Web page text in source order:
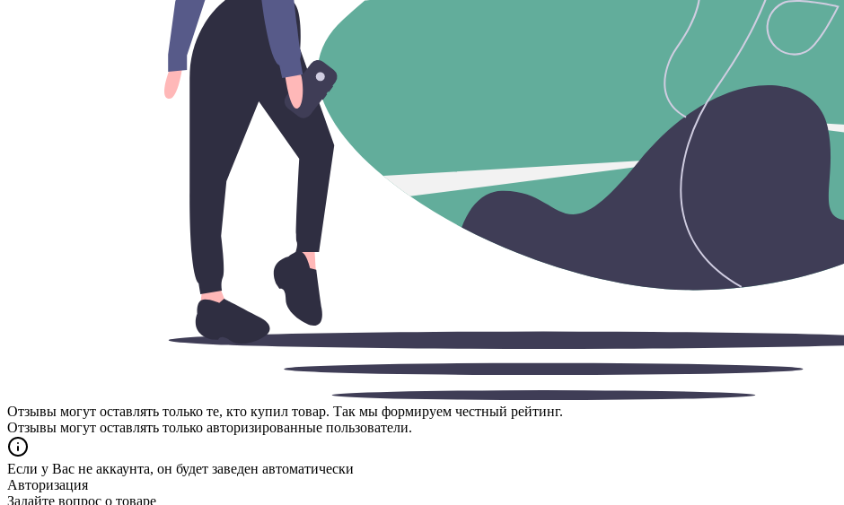
Отзывы могут оставлять только те, кто купил товар. Так мы формируем честный рейтинг.
Отзывы могут оставлять только авторизированные пользователи.
Если у Вас не аккаунта, он будет заведен автоматически
Авторизация
Задайте вопрос о товаре